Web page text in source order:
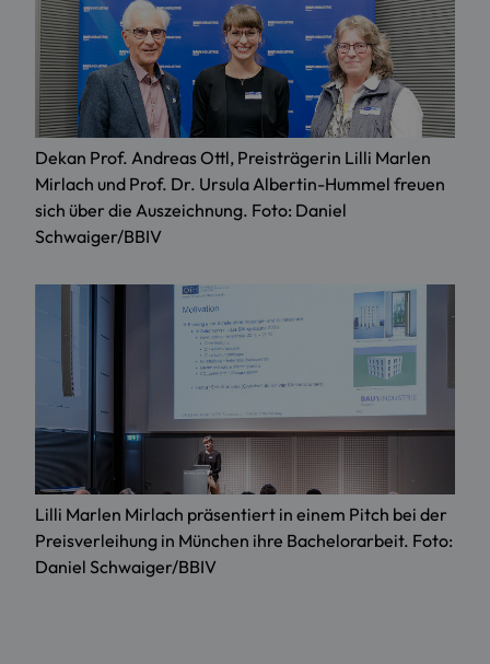
Dekan Prof. Andreas Ottl, Preisträgerin Lilli Marlen
Mirlach und Prof. Dr. Ursula Albertin-Hummel freuen
sich über die Auszeichnung. Foto: Daniel
Schwaiger/BBIV
Lilli Marlen Mirlach präsentiert in einem Pitch bei der
Preisverleihung in München ihre Bachelorarbeit. Foto:
Daniel Schwaiger/BBIV